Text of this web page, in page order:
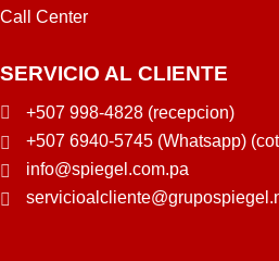
Call Center
SERVICIO AL CLIENTE
+507 998-4828 (recepcion)
+507 6940-5745 (Whatsapp)
info@spiegel.com.pa